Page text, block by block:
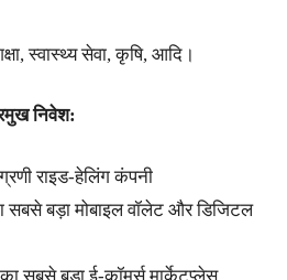
स्वास्थ्य सेवा, कृषि, आदि।
निवेश:
राइड-हेलिंग कंपनी
सबसे बड़ा मोबाइल वॉलेट और डिजिटल